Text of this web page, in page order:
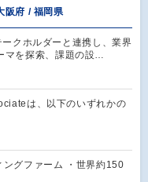
阪府 / 福岡県
クホルダーと連携し、業界
を探索、課題の設…
は、以下のいずれかの
ングファーム ・世界約150